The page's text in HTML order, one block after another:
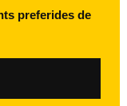
preferides de